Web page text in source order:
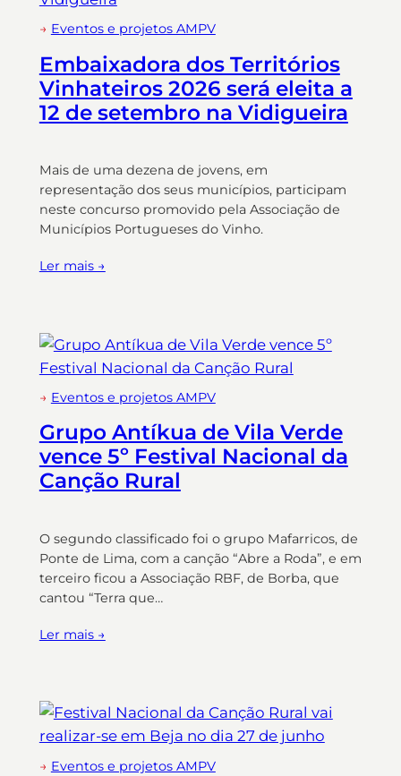
→ Eventos e projetos AMPV
Embaixadora dos Territórios
Vinhateiros 2026 será eleita a
12 de setembro na Vidigueira
Mais de uma dezena de jovens, em
representação dos seus municípios, participam
neste concurso promovido pela Associação de
Municípios Portugueses do Vinho.
Ler mais →
→ Eventos e projetos AMPV
Grupo Antíkua de Vila Verde
vence 5º Festival Nacional da
Canção Rural
O segundo classificado foi o grupo Mafarricos, de
Ponte de Lima, com a canção “Abre a Roda”, e em
terceiro ficou a Associação RBF, de Borba, que
cantou “Terra que…
Ler mais →
→ Eventos e projetos AMPV